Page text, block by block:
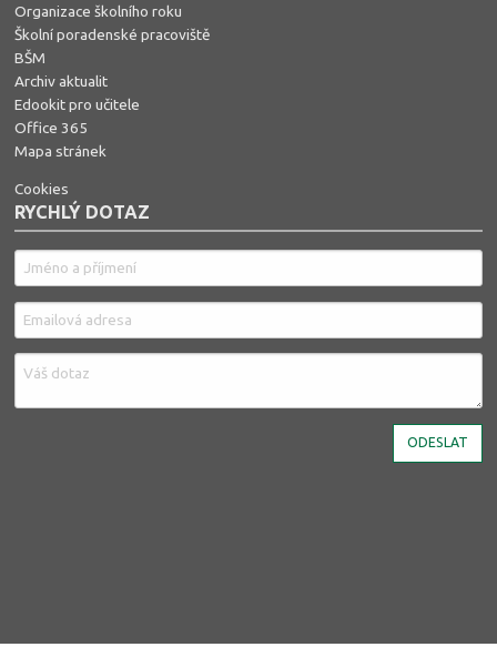
Organizace školního roku
Školní poradenské pracoviště
BŠM
Archiv aktualit
Edookit pro učitele
Office 365
Mapa stránek
Cookies
RYCHLÝ DOTAZ